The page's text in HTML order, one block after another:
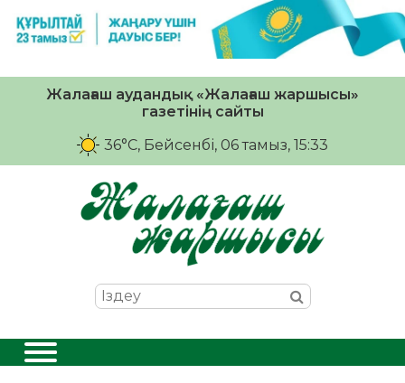
Жалағаш аудандық «Жалағаш жаршысы»
газетінің сайты
36°C, Бейсенбі, 06 тамыз, 15:33